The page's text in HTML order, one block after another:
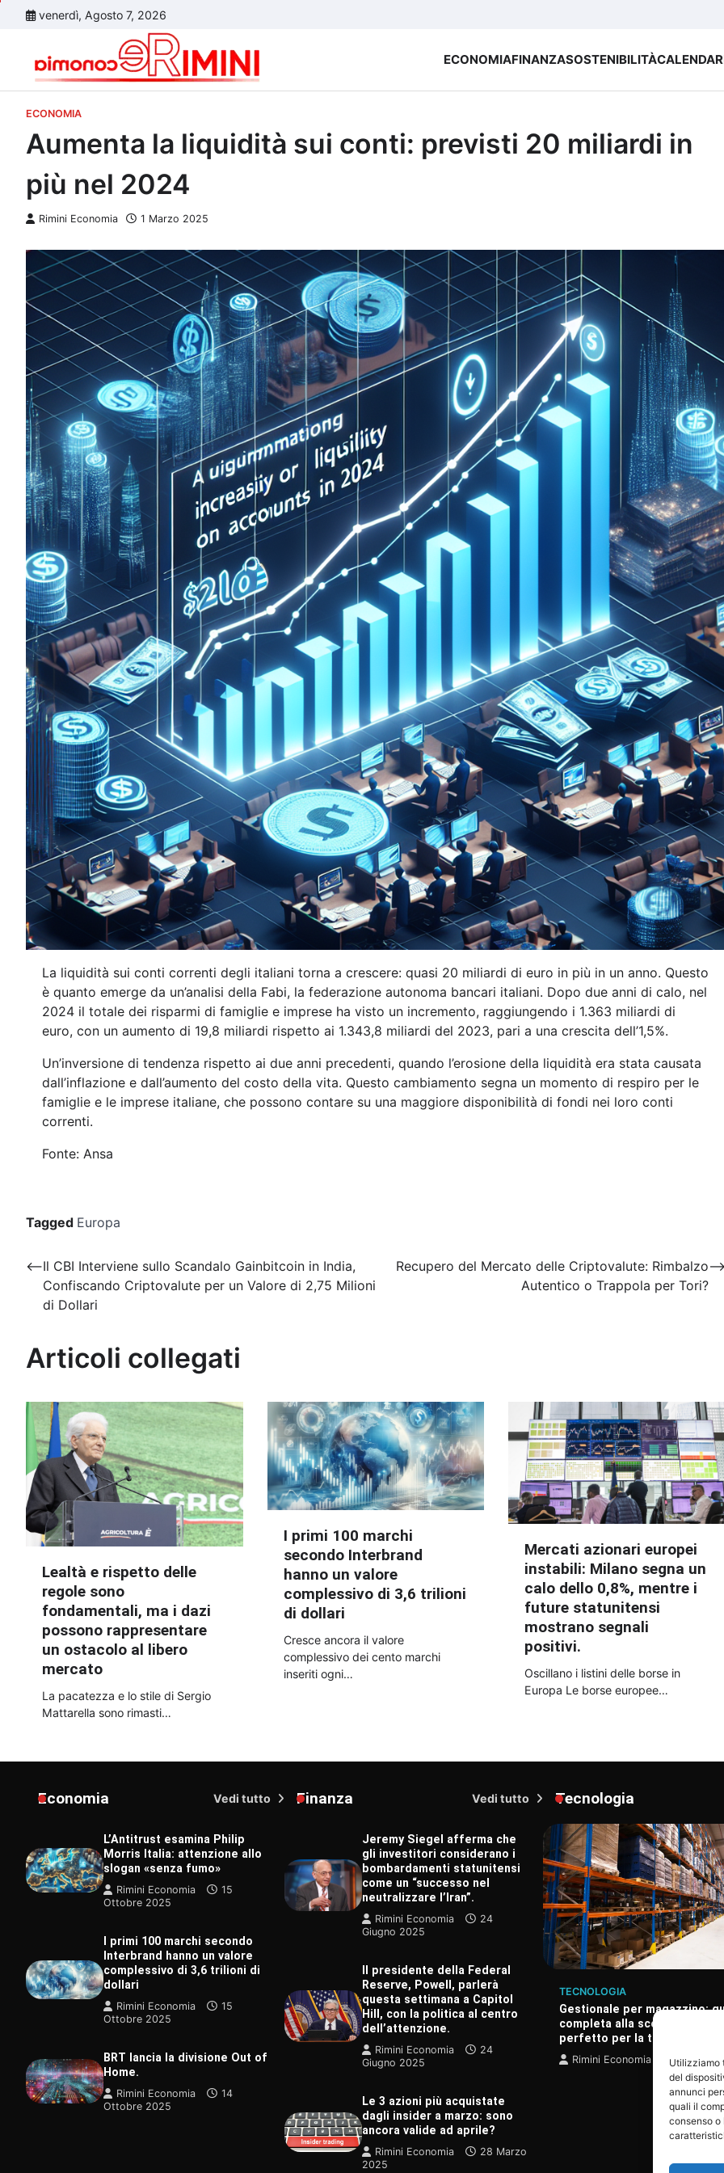
Utilizziamo
del
annunci
quali il
consenso o
venerdì, Agosto 7, 2026
ECONOMIAFINANZASOSTENIBILITÀ
ECONOMIA
Aumenta la liquidità sui conti: previsti 20 miliardi in
più nel 2024
Rimini Economia 1 Marzo 2025
La liquidità sui conti correnti degli italiani torna a crescere: quasi 20 miliardi di euro in più in un anno. Questo
è quanto emerge da un’analisi della Fabi, la federazione autonoma bancari italiani. Dopo due anni di calo, nel
2024 il totale dei risparmi di famiglie e imprese ha visto un incremento, raggiungendo i 1.363 miliardi di
euro, con un aumento di 19,8 miliardi rispetto ai 1.343,8 miliardi del 2023, pari a una crescita dell’1,5%.
Un’inversione di tendenza rispetto ai due anni precedenti, quando l’erosione della liquidità era stata causata
dall’inflazione e dall’aumento del costo della vita. Questo cambiamento segna un momento di respiro per le
famiglie e le imprese italiane, che possono contare su una maggiore disponibilità di fondi nei loro conti
correnti.
Fonte: Ansa
Tagged Europa
Navigazione
articoli
⟵Il CBI Interviene sullo Scandalo Gainbitcoin in India,
Confiscando Criptovalute per un Valore di 2,75 Milioni
di Dollari
Recupero del Mercato delle Criptovalute: Rimbalzo
Autentico o Trappola per Tori?
Articoli collegati
Lealtà e rispetto delle
regole sono
fondamentali, ma i dazi
possono rappresentare
un ostacolo al libero
mercato
La pacatezza e lo stile di Sergio
Mattarella sono rimasti…
I primi 100 marchi
secondo Interbrand
hanno un valore
complessivo di 3,6 trilioni
di dollari
Cresce ancora il valore
complessivo dei cento marchi
inseriti ogni…
Mercati azionari europei
instabili: Milano segna un
calo dello 0,8%, mentre i
future statunitensi
mostrano segnali
positivi.
Oscillano i listini delle borse in
Europa Le borse europee…
Economia Vedi tutto
L’Antitrust esamina Philip
Morris Italia: attenzione allo
slogan «senza fumo»
Rimini Economia
15
Ottobre 2025
I primi 100 marchi secondo
Interbrand hanno un valore
complessivo di 3,6 trilioni di
dollari
Rimini Economia
15
Ottobre 2025
BRT lancia la divisione Out of
Home.
Rimini Economia
14
Ottobre 2025
Finanza Vedi tutto
Jeremy Siegel afferma che
gli investitori considerano i
bombardamenti statunitensi
come un “successo nel
neutralizzare l’Iran”.
Rimini Economia
24
Giugno 2025
Il presidente della Federal
Reserve, Powell, parlerà
questa settimana a Capitol
Hill, con la politica al centro
dell’attenzione.
Rimini Economia
24
Giugno 2025
Le 3 azioni più acquistate
dagli insider a marzo: sono
ancora valide ad aprile?
Rimini Economia
28 Marzo
2025
Tecnologia
TECNOLOGIA
È stato appena scoperto un nuovo
gruppo sanguigno, considerato il più
Rimini Economia 24 Giugno 2025
TECNOLOGIA
Gestionale per magazzino:
completa alla scelta del
perfetto per la tua azienda
Rimini Economia 20